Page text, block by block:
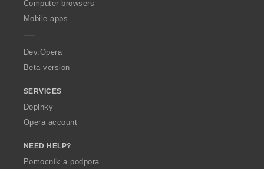
p
a
Computer browsers
Mobile apps
Dev.Opera
Beta version
SERVICES
Doplnky
Opera account
NEED HELP?
Pomocník a podpora